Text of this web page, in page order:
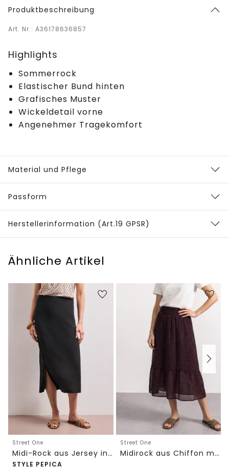
Produktbeschreibung
Art. Nr.: A36178636857
Highlights
Sommerrock
Elastischer Bund hinten
Grafisches Muster
Wickeldetail vorne
Angenehmer Tragekomfort
Material und Pflege
Passform
Herstellerinformation (Art.19 GPSR)
Ähnliche Artikel
Street One
Midi-Rock aus Jersey in Unifarbe
STYLE PEPICA
Street One
Midirock aus Chiffon mit Volant